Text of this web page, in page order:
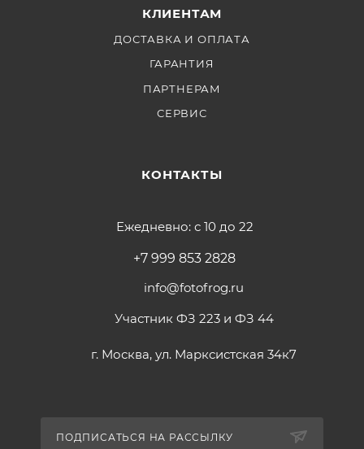
КЛИЕНТАМ
ДОСТАВКА И ОПЛАТА
ГАРАНТИЯ
ПАРТНЕРАМ
СЕРВИС
КОНТАКТЫ
Ежедневно: с 10 до 22
+7 999 853 2828
info@fotofrog.ru
Участник ФЗ 223 и ФЗ 44
г. Москва, ул. Марксистская 34к7
ПОДПИСАТЬСЯ НА РАССЫЛКУ